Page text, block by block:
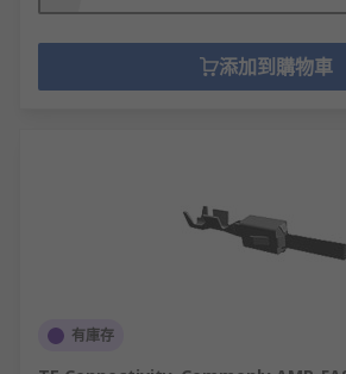
添加到購物車
有庫存